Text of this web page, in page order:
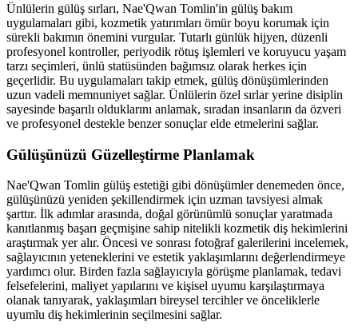
Ünlülerin gülüş sırları, Nae'Qwan Tomlin'in gülüş bakım
uygulamaları gibi, kozmetik yatırımları ömür boyu korumak için
sürekli bakımın önemini vurgular. Tutarlı günlük hijyen, düzenli
profesyonel kontroller, periyodik rötuş işlemleri ve koruyucu yaşam
tarzı seçimleri, ünlü statüsünden bağımsız olarak herkes için
geçerlidir. Bu uygulamaları takip etmek, gülüş dönüşümlerinden
uzun vadeli memnuniyet sağlar. Ünlülerin özel sırlar yerine disiplin
sayesinde başarılı olduklarını anlamak, sıradan insanların da özveri
ve profesyonel destekle benzer sonuçlar elde etmelerini sağlar.
Gülüşünüzü Güzelleştirme Planlamak
Nae'Qwan Tomlin gülüş estetiği gibi dönüşümler denemeden önce,
gülüşünüzü yeniden şekillendirmek için uzman tavsiyesi almak
şarttır. İlk adımlar arasında, doğal görünümlü sonuçlar yaratmada
kanıtlanmış başarı geçmişine sahip nitelikli kozmetik diş hekimlerini
araştırmak yer alır. Öncesi ve sonrası fotoğraf galerilerini incelemek,
sağlayıcının yeteneklerini ve estetik yaklaşımlarını değerlendirmeye
yardımcı olur. Birden fazla sağlayıcıyla görüşme planlamak, tedavi
felsefelerini, maliyet yapılarını ve kişisel uyumu karşılaştırmaya
olanak tanıyarak, yaklaşımları bireysel tercihler ve önceliklerle
uyumlu diş hekimlerinin seçilmesini sağlar.